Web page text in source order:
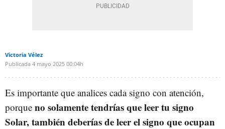
Victoria Vélez
Publicada 4 mayo 2025 00:04h
Es importante que analices cada signo con atención,
porque no solamente tendrías que leer tu signo
Solar, también deberías de leer el signo que ocupan